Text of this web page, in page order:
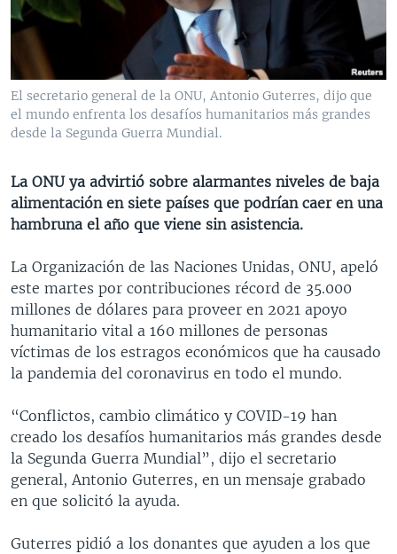
VENEZUELA
BRASIL
NICARAGUA
ECONOMÍA
ENTRETENIMIENTO Y CULTURA
TECNOLOGÍA
DEPORTES
CIENCIA Y SALUD
MULTIMEDIA
VIDEOS
FOTOGRAFÍA
AUDIOS
PROGRAMAS TV
EL MUNDO AL DÍA
FORO INTERAMERICANO
VISIÓN 360
LAS CLAVES
PANORAMA
RADIO
AVANCE INFORMATIVO
AUDIONOTICIAS
BUENOS DÍAS AMÉRICA
ESTADOS UNIDOS AL DÍA
FORO [RADIO]
DEPORTIVO INTERNACIONAL
NOTA ECONÓMICA
ENTRETENIMIENTO
DIRECT
DOCUMENTALES DE LA VOA
Learning English
Idiomas
El secretario general de la ONU, Antonio Guterres, dijo que
el mundo enfrenta los desafíos humanitarios más grandes
desde la Segunda Guerra Mundial.
La ONU ya advirtió sobre alarmantes niveles de baja
alimentación en siete países que podrían caer en una
hambruna el año que viene sin asistencia.
La Organización de las Naciones Unidas, ONU, apeló
este martes por contribuciones récord de 35.000
millones de dólares para proveer en 2021 apoyo
humanitario vital a 160 millones de personas
víctimas de los estragos económicos que ha causado
la pandemia del coronavirus en todo el mundo.
“Conflictos, cambio climático y COVID-19 han
creado los desafíos humanitarios más grandes desde
la Segunda Guerra Mundial”, dijo el secretario
general, Antonio Guterres, en un mensaje grabado
en que solicitó la ayuda.
Guterres pidió a los donantes que ayuden a los que